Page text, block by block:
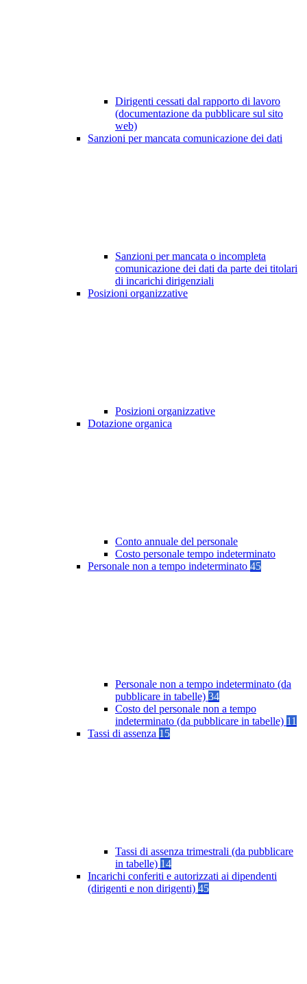
Dirigenti cessati dal rapporto di lavoro
(documentazione da pubblicare sul sito
web)
Sanzioni per mancata comunicazione dei dati
Sanzioni per mancata o incompleta
comunicazione dei dati da parte dei titolari
di incarichi dirigenziali
Posizioni organizzative
Posizioni organizzative
Dotazione organica
Conto annuale del personale
Costo personale tempo indeterminato
Personale non a tempo indeterminato 45
Personale non a tempo indeterminato (da
pubblicare in tabelle) 34
Costo del personale non a tempo
indeterminato (da pubblicare in tabelle) 11
Tassi di assenza 15
Tassi di assenza trimestrali (da pubblicare
in tabelle) 14
Incarichi conferiti e autorizzati ai dipendenti
(dirigenti e non dirigenti) 45